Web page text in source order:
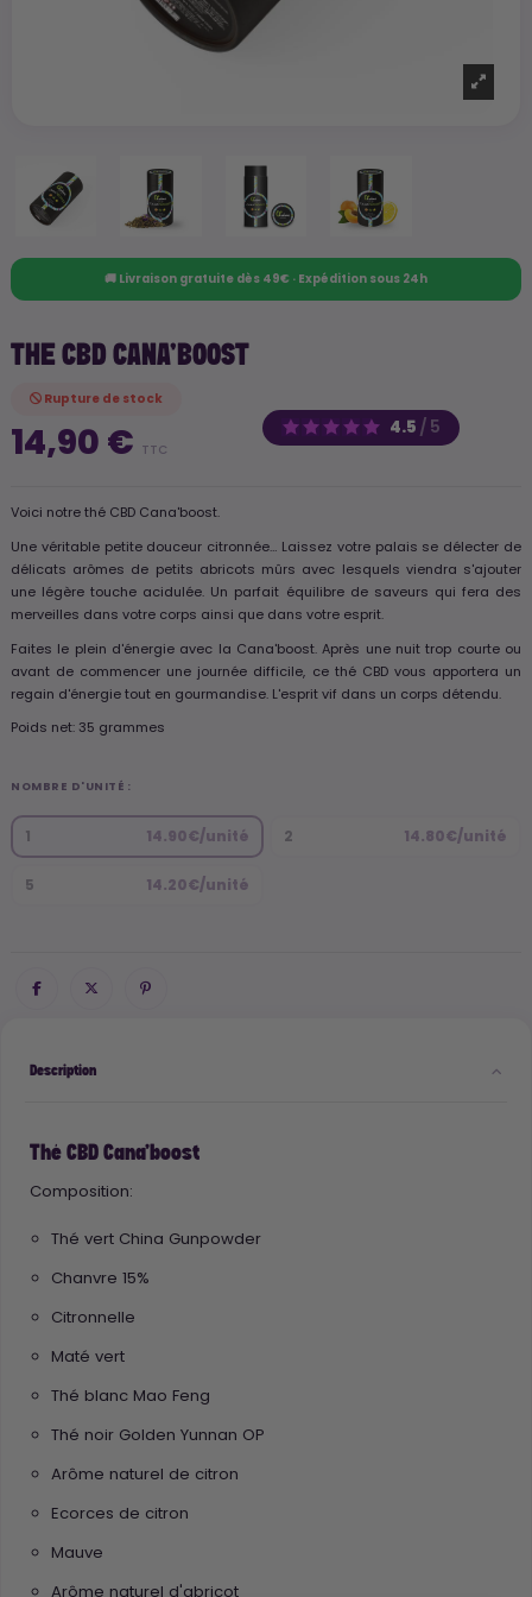
🚚 Livraison gratuite dès 49€ · Expédition sous 24h
THE CBD CANA'BOOST
4.5 / 5
Rupture de stock
14,90 € TTC
Voici notre thé CBD Cana'boost.
Une véritable petite douceur citronnée… Laissez votre palais se délecter de
délicats arômes de petits abricots mûrs avec lesquels viendra s'ajouter
une légère touche acidulée. Un parfait équilibre de saveurs qui fera des
merveilles dans votre corps ainsi que dans votre esprit.
Faites le plein d'énergie avec la Cana'boost. Après une nuit trop courte ou
avant de commencer une journée difficile, ce thé CBD vous apportera un
regain d'énergie tout en gourmandise. L'esprit vif dans un corps détendu.
Poids net: 35 grammes
NOMBRE D'UNITÉ :
1 14.90€/unité 2 14.80€/unité
5 14.20€/unité
Description
Thé CBD Cana'boost
Composition:
Thé vert China Gunpowder
Chanvre 15%
Citronnelle
Maté vert
Thé blanc Mao Feng
Thé noir Golden Yunnan OP
Arôme naturel de citron
Ecorces de citron
Mauve
Arôme naturel d'abricot